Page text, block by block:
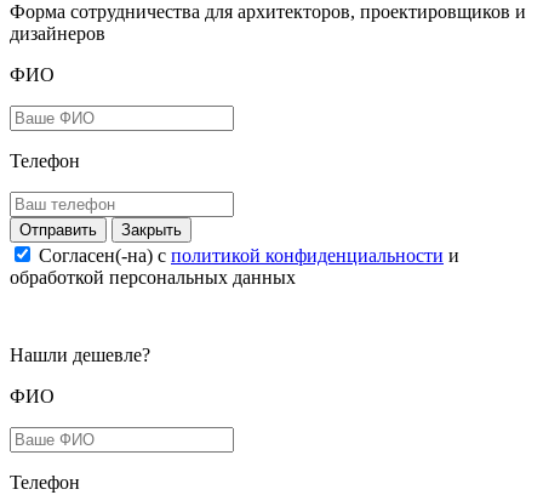
Форма сотрудничества для архитекторов, проектировщиков и
дизайнеров
ФИО
Телефон
Закрыть
Согласен(-на) c политикой конфиденциальности и
обработкой персональных данных
Нашли дешевле?
ФИО
Телефон